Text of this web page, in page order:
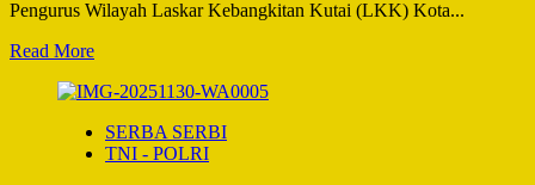
Penyumbang
Devisa
Negara
Minyak
Batu
Bara,
Pengurus Wilayah Laskar Kebangkitan Kutai (LKK) Kota...
Read MoreRead
about
LKK
Balikpapan
SERBA SERBI
TNI - POLRI